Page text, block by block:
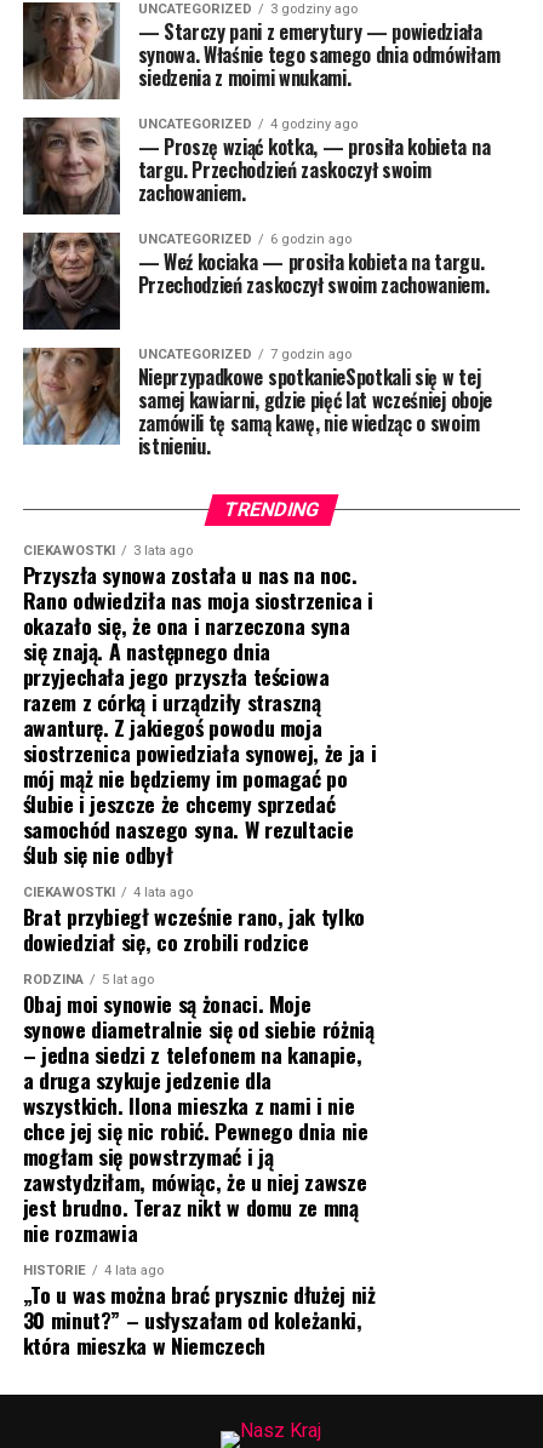
UNCATEGORIZED 3 godziny ago
— Starczy pani z emerytury — powiedziała
synowa. Właśnie tego samego dnia odmówiłam
siedzenia z moimi wnukami.
UNCATEGORIZED 4 godziny ago
— Proszę wziąć kotka, — prosiła kobieta na
targu. Przechodzień zaskoczył swoim
zachowaniem.
UNCATEGORIZED 6 godzin ago
— Weź kociaka — prosiła kobieta na targu.
Przechodzień zaskoczył swoim zachowaniem.
UNCATEGORIZED 7 godzin ago
Nieprzypadkowe spotkanieSpotkali się w tej
samej kawiarni, gdzie pięć lat wcześniej oboje
zamówili tę samą kawę, nie wiedząc o swoim
istnieniu.
TRENDING
CIEKAWOSTKI 3 lata ago
Przyszła synowa została u nas na noc.
Rano odwiedziła nas moja siostrzenica i
okazało się, że ona i narzeczona syna
się znają. A następnego dnia
przyjechała jego przyszła teściowa
razem z córką i urządziły straszną
awanturę. Z jakiegoś powodu moja
siostrzenica powiedziała synowej, że ja i
mój mąż nie będziemy im pomagać po
ślubie i jeszcze że chcemy sprzedać
samochód naszego syna. W rezultacie
ślub się nie odbył
CIEKAWOSTKI 4 lata ago
Brat przybiegł wcześnie rano, jak tylko
dowiedział się, co zrobili rodzice
RODZINA 5 lat ago
Obaj moi synowie są żonaci. Moje
synowe diametralnie się od siebie różnią
– jedna siedzi z telefonem na kanapie,
a druga szykuje jedzenie dla
wszystkich. Ilona mieszka z nami i nie
chce jej się nic robić. Pewnego dnia nie
mogłam się powstrzymać i ją
zawstydziłam, mówiąc, że u niej zawsze
jest brudno. Teraz nikt w domu ze mną
nie rozmawia
HISTORIE 4 lata ago
„To u was można brać prysznic dłużej niż
30 minut?” – usłyszałam od koleżanki,
która mieszka w Niemczech